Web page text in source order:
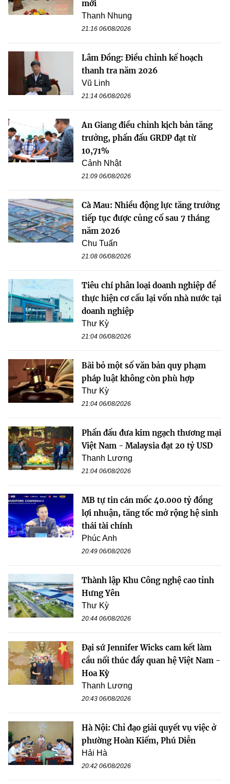
mới
Thanh Nhung
21:16 06/08/2026
Lâm Đồng: Điều chỉnh kế hoạch
thanh tra năm 2026
Vũ Linh
21:14 06/08/2026
An Giang điều chỉnh kịch bản tăng
trưởng, phấn đấu GRDP đạt từ
10,71%
Cảnh Nhật
21:09 06/08/2026
Cà Mau: Nhiều động lực tăng trưởng
tiếp tục được củng cố sau 7 tháng
năm 2026
Chu Tuấn
21:08 06/08/2026
Tiêu chí phân loại doanh nghiệp để
thực hiện cơ cấu lại vốn nhà nước tại
doanh nghiệp
Thư Kỳ
21:04 06/08/2026
Bãi bỏ một số văn bản quy phạm
pháp luật không còn phù hợp
Thư Kỳ
21:04 06/08/2026
Phấn đấu đưa kim ngạch thương mại
Việt Nam - Malaysia đạt 20 tỷ USD
Thanh Lương
21:04 06/08/2026
MB tự tin cán mốc 40.000 tỷ đồng
lợi nhuận, tăng tốc mở rộng hệ sinh
thái tài chính
Phúc Anh
20:49 06/08/2026
Thành lập Khu Công nghệ cao tỉnh
Hưng Yên
Thư Kỳ
20:44 06/08/2026
Đại sứ Jennifer Wicks cam kết làm
cầu nối thúc đẩy quan hệ Việt Nam -
Hoa Kỳ
Thanh Lương
20:43 06/08/2026
Hà Nội: Chỉ đạo giải quyết vụ việc ở
phường Hoàn Kiếm, Phú Diễn
Hải Hà
20:42 06/08/2026